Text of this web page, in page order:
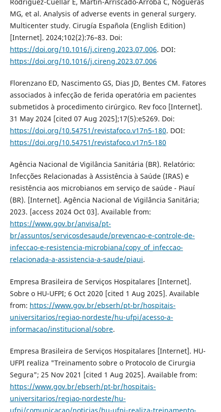
Rodríguez-Cuéllar E, Martín-Arriscado-Arroba C, Nogueras
MG, et al. Analysis of adverse events in general surgery.
Multicenter study. Cirugía Española (English Edition)
[Internet]. 2024;102(2):76–83. Doi:
https://doi.org/10.1016/j.cireng.2023.07.006. DOI:
https://doi.org/10.1016/j.cireng.2023.07.006
Florenzano ED, Nascimento GS, Dias JD, Bentes CM. Fatores
associados à infecção de ferida operatória em pacientes
submetidos à procedimento cirúrgico. Rev foco [Internet].
31 May 2024 [cited 07 Aug 2025];17(5):e5269. Doi:
https://doi.org/10.54751/revistafoco.v17n5-180. DOI:
https://doi.org/10.54751/revistafoco.v17n5-180
Agência Nacional de Vigilância Sanitária (BR). Relatório:
Infecções Relacionadas à Assistência à Saúde (IRAS) e
resistência aos microbianos em serviço de saúde - Piauí
(BR). [Internet]. Agência Nacional de Vigilância Sanitária;
2023. [access 2024 Oct 03]. Available from:
https://www.gov.br/anvisa/pt-
br/assuntos/servicosdesaude/prevencao-e-controle-de-
infeccao-e-resistencia-microbiana/copy_of_infeccao-
relacionada-a-assistencia-a-saude/piaui.
Empresa Brasileira de Serviços Hospitalares [Internet].
Sobre o HU-UFPI; 6 Oct 2020 [cited 1 Aug 2025]. Available
from: https://www.gov.br/ebserh/pt-br/hospitais-
universitarios/regiao-nordeste/hu-ufpi/acesso-a-
informacao/institucional/sobre.
Empresa Brasileira de Serviços Hospitalares [Internet]. HU-
UFPI realiza "Treinamento sobre o Protocolo de Cirurgia
Segura"; 25 Nov 2021 [cited 1 Aug 2025]. Available from:
https://www.gov.br/ebserh/pt-br/hospitais-
universitarios/regiao-nordeste/hu-
ufpi/comunicacao/noticias/hu-ufpi-realiza-treinamento-